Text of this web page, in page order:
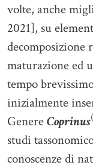
volte, anche
2021], su
decomposizione
maturazione ed
tempo
inizialmente
GenereCoprinus
studi
conoscenze di